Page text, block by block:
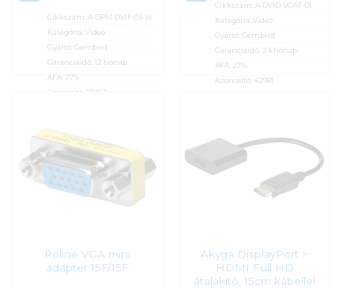
Cikkszám: A-DPM-DVIF-03-W
Kategória:Video
Gyártó:Gembird
Garanciaidő:12 hónap
ÁFA: 27%
Azonosító: 50463
Cikkszám: A-DVID-VGAF-01
Kategória: Video
Gyártó: Gembird
Garanciaidő: 24 hónap
ÁFA: 27%
Azonosító: 42981
Roline VGA mini
adapter 15F/15F
Akyga DisplayPort >
HDMI Full HD
átalakító, 15cm kábellel